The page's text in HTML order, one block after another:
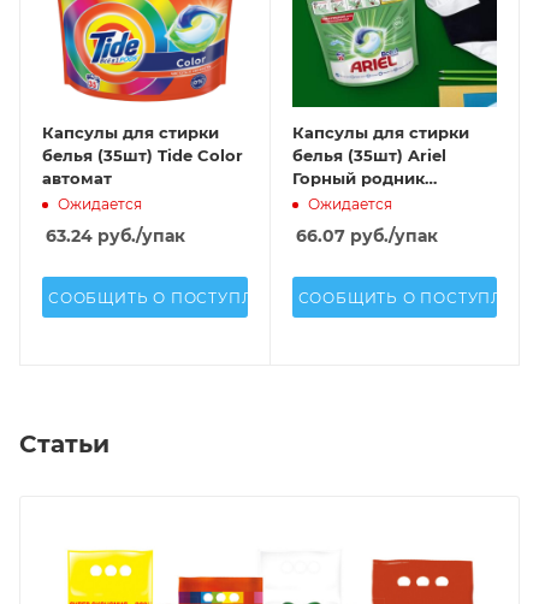
Капсулы для стирки
белья (35шт) Tide Color
автомат
Ожидается
63.24 руб./упак
СООБЩИТЬ О ПОСТУПЛЕНИИ
Капсулы для стирки
белья (35шт) Ariel
Горный родник
автомат
Ожидается
66.07руб./упак
СООБЩИТЬ О
Статьи